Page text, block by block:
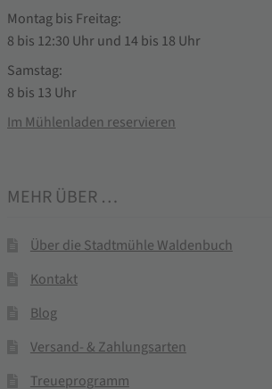
Montag bis Freitag:
8 bis 12:30 Uhr und 14 bis 18 Uhr
Samstag:
8 bis 13 Uhr
Im Mühlenladen reservieren
MEHR ÜBER …
Über die Stadtmühle Waldenbuch
Kontakt
Blog
Versand- & Zahlungsarten
Treueprogramm